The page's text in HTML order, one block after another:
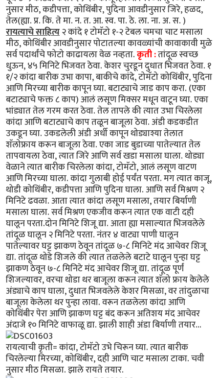
नुसार मीठ, कडीपत्ता, कोथिंबीर, पुदिना आवडीनुसार जिरे, हळद,
तेल(ह्या. प्र. कि. ते मा. न. त. आ. स्व. पा. ठे. ला. ना. अ. स. )
रायत्याचे साहित्य२ कांदे १ टोमॅटो १-२ टेबल चमचा चाट मसाला
मीठ, कोथिंबीर आवडीनुसार पोटातल्या कावळ्यांची कावाकावी मुळे
सर्व पदार्थांचे फोटो काढायला वेळ नव्हता.कृती :तांदूळ स्वच्छ
धुऊन, ४५ मिनिटे भिजवत ठेवा. केशर चुरडून दुधात भिजवत ठेवा. १
१/२ कांदा बारीक उभा कापा, बाकीचे कांदे, टोमॅटो कोथिंबीर, पुदिना
आणि मिरच्या बारीक कापून घ्या. बटाट्याचे जाड काप करा. (एका
बटाट्याचे फक्त ८ काप) आलं लसूण मिक्सर मधून वाटून घ्या. एका
भांड्यात तेल गरम करत ठेवा. तेल तापले की त्यात उभा चिरलेला
कांदा आणि बटाट्याचे काप तळून बाजूला ठेवा. अंडी कडकडीत
उकडून घ्या. उकडलेली अंडी अर्धी कापून थोड्याश्या तेलात
शॅलोफ्राय करून बाजूला ठेवा. एका जाड बुडाच्या पातेल्यात तेल
तापवायला ठेवा, त्यात जिरे आणि सर्व खडा मसाला घाला. थोड्या
वेळाने त्यात बारीक चिरलेला कांदा, टोमॅटो, आलं लसूण वाटण
आणि मिरच्या घाला. कांदा गुलाबी होई पर्यंत परता. मग त्यात काजू,
थोडी कोथिंबीर, कडीपत्ता आणि पुदिना घाला. आणि सर्व मिश्रण २
मिनिटे ढवळा. आता त्यात कांदा लसूण मसाला, तयार बिर्याणी
मसाला घाला. सर्व मिश्रण एकजीव करून त्यात एक वाटी दही
घालून परता.दोन मिनिटे शिजू द्या. आता ह्या मसाल्यात भिजवलेले
तांदूळ घालून २ मिनिटे परता. नंतर ४ वाट्या पाणी घालून
पातेल्यावर घट्ट झाकण ठेवून तांदूळ ७-८ मिनिटे मंद आचेवर शिजू
द्या. तांदूळ थोडे शिजले की त्यात तळलेले बटाटे घालून पुन्हा घट्ट
झाकण ठेवून ७-८ मिनिटे मंद आचेवर शिजू द्या. तांदूळ पूर्णं
शिजल्यावर, वरचा थोडा थर बाजूला करून त्यात शॅलो फ्राय केलेले
अंड्याचे काप घाला, दुधात भिजवलेले केशर मिसळा, वर तांदुळाचा
बाजूला केलेला थर पुन्हा लावा. वरून तळलेला कांदा आणि
कोथिंबीर पेरा आणि झाकण घट्ट बंद करून अतिशय मंद आचेवर
अंदाजे १० मिनिटे वाफाळू द्या. झाली शाही अंडा बिर्याणी तयार...
रायत्याची कृती= कांदा, टोमॅटो उभे चिरून घ्या. त्यात बारीक
चिरलेल्या मिरच्या, कोथिंबीर, दही आणि चाट मसाला टाका. चवी
नुसार मीठ मिसळा. झाले रायते तयार.